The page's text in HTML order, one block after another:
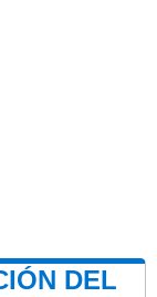
DEL